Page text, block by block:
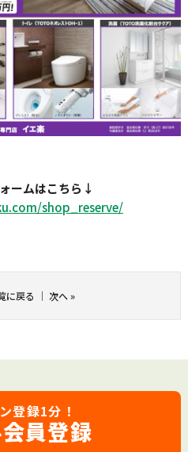
ームはこちら ↓
shop_ reserve/
に戻る ｜次へ»
登録1分！
員登録